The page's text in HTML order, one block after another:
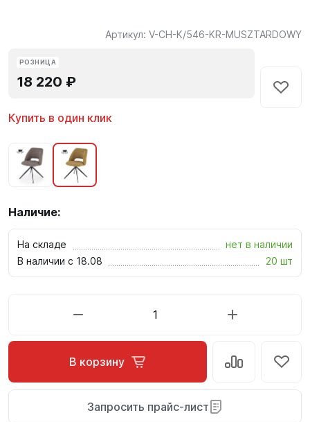
Артикул: V-CH-K/546-KR-MUSZTARDOWY
РОЗНИЦА
18 220 ₽
Купить в один клик
Наличие:
На складе
нет в наличии
В наличии с 18.08
20 шт
В корзину
Запросить прайс-лист